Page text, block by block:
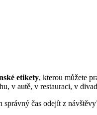
etikety, kterou můžete
v autě, v restauraci, v
správný čas odejít z